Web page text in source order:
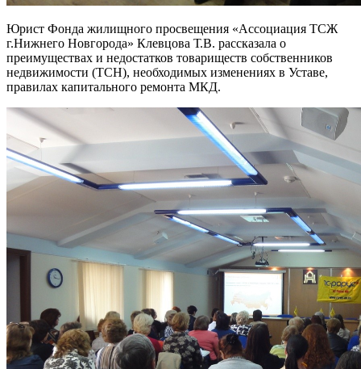
Юрист Фонда жилищного просвещения «Ассоциация ТСЖ
г.Нижнего Новгорода» Клевцова Т.В. рассказала о
преимуществах и недостатков товариществ собственников
недвижимости (ТСН), необходимых изменениях в Уставе,
правилах капитального ремонта МКД.